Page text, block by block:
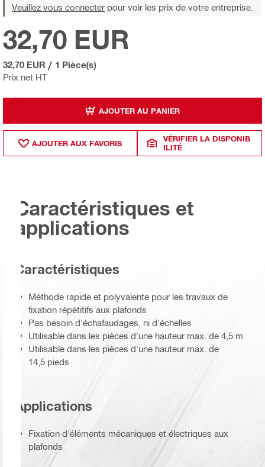
Veuillez vous connecter pour voir les prix de votre entreprise.
Prix net HT
32,70 EUR
32,70 EUR / 1 Pièce(s)
AJOUTER AU PANIER
AJOUTER AUX FAVORIS
VÉRIFIER LA DISPONIB
ILITÉ
Caractéristiques et
applications
Caractéristiques
Méthode rapide et polyvalente pour les travaux de
fixation répétitifs aux plafonds
Pas besoin d'échafaudages, ni d'échelles
Utilisable dans les pièces d'une hauteur max. de 4,5 m
Utilisable dans les pièces d'une hauteur max. de
14,5 pieds
Applications
Fixation d'éléments mécaniques et électriques aux
plafonds